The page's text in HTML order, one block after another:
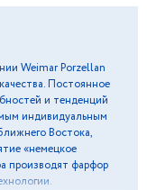
Weimar Porzellan
Постоянное
и тенденций
индивидуальным
Востока,
«немецкое
производят фарфор